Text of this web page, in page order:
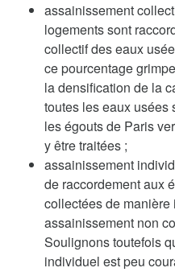
assainissement
logements sont
collectif des eaux
ce pourcentage
la densification de la
toutes les eaux
les égouts de Paris
y être traitées ;
assainissement
de raccordement aux
collectées de
assainissement non
Soulignons toutefois
individuel est peu